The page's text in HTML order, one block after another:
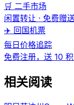
🛒 二手市场
闲置转让 · 免费赠
✈️ 回国机票
每日价格追踪
免费注册，送 10
相关阅读